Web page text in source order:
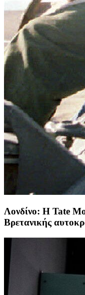
Λονδίνο: Η Tate
Βρετανικής